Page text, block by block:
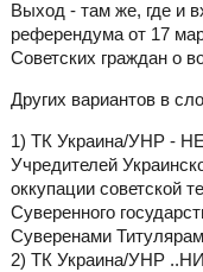
Выход - там же, где и
референдума от 17
Советских граждан о
Других вариантов в
1) ТК Украина/УНР -
Учредителей
оккупации советской
Суверенного
Суверенами
2) ТК Украина/УНР